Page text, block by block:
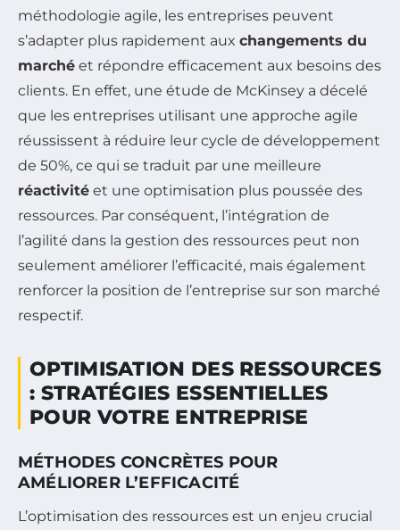
méthodologie agile, les entreprises peuvent
s’adapter plus rapidement aux changements du
marché et répondre efficacement aux besoins des
clients. En effet, une étude de McKinsey a décelé
que les entreprises utilisant une approche agile
réussissent à réduire leur cycle de développement
de 50%, ce qui se traduit par une meilleure
réactivité et une optimisation plus poussée des
ressources. Par conséquent, l’intégration de
l’agilité dans la gestion des ressources peut non
seulement améliorer l’efficacité, mais également
renforcer la position de l’entreprise sur son marché
respectif.
OPTIMISATION DES RESSOURCES
: STRATÉGIES ESSENTIELLES
POUR VOTRE ENTREPRISE
MÉTHODES CONCRÈTES POUR
AMÉLIORER L’EFFICACITÉ
L’optimisation des ressources est un enjeu crucial